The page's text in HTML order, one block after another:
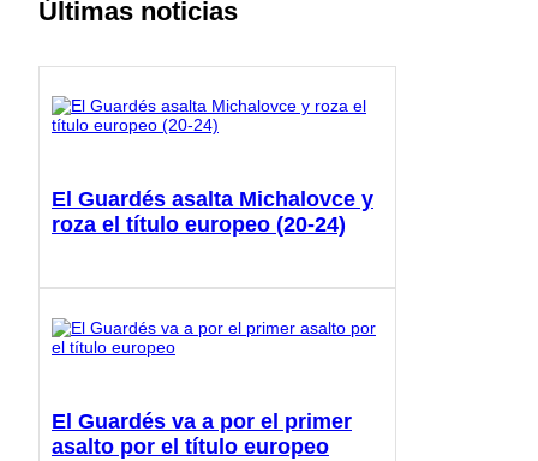
Últimas noticias
El Guardés asalta Michalovce y
roza el título europeo (20-24)
El Guardés va a por el primer
asalto por el título europeo